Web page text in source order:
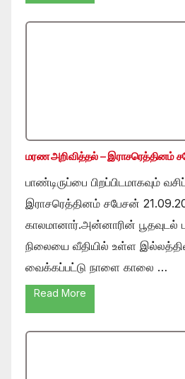
மரண அறிவித்தல் – இராசரெத்தினம்
பாண்டிருப்பை பிறப்பிடமாகவும்
இராசரெத்தினம் சபேசன்
காலமானார்.அன்னாரின் பூதவுடல்
நிலையை வீதியில் உள்ள
வைக்கப்பட்டு நாளை காலை …
Read More